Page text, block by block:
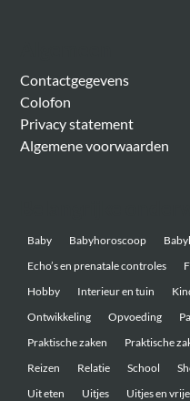
Contactgegevens
Colofon
Privacy statement
Algemene voorwaarden
Baby Babyhoroscoop
Echo’s en prenatale controles
Hobby
Interieur en tuin
Ontwikkeling
Opvoeding
Praktische zaken
Praktische
Reizen
Relatie School
Uit eten
Uitjes Uitjes en